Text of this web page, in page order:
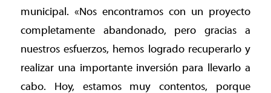
municipal. «Nos encontramos con un proyecto
completamente abandonado, pero gracias a
nuestros esfuerzos, hemos logrado recuperarlo y
realizar una importante inversión para llevarlo a
cabo. Hoy, estamos muy contentos, porque